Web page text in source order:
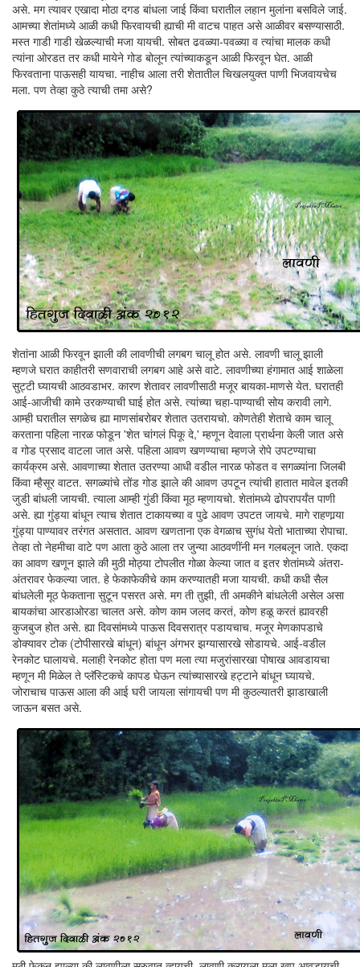
असे. मग त्यावर एखादा मोठा दगड बांधला जाई किंवा घरातील लहान मुलांना बसविले जाई.
आमच्या शेतांमध्ये आळी कधी फिरवायची ह्याची मी वाटच पाहत असे आळीवर बसण्यासाठी.
मस्त गाडी गाडी खेळल्याची मजा यायची. सोबत ढवळ्या-पवळ्या व त्यांचा मालक कधी
त्यांना ओरडत तर कधी मायेने गोड बोलून त्यांच्याकडून आळी फिरवून घेत. आळी
फिरवताना पाऊसही यायचा. नाहीच आला तरी शेतातील चिखलयुक्त पाणी भिजवायचेच
मला. पण तेव्हा कुठे त्याची तमा असे?
शेतांना आळी फिरवून झाली की लावणीची लगबग चालू होत असे. लावणी चालू झाली
म्हणजे घरात काहीतरी सणवाराची लगबग आहे असे वाटे. लावणीच्या हंगामात आई शाळेला
सुट्टी घ्यायची आठवडाभर. कारण शेतावर लावणीसाठी मजूर बायका-माणसे येत. घरातही
आई-आजीची कामे उरकण्याची घाई होत असे. त्यांच्या चहा-पाण्याची सोय करावी लागे.
आम्ही घरातील सगळेच ह्या माणसांबरोबर शेतात उतरायचो. कोणतेही शेताचे काम चालू
करताना पहिला नारळ फोडून 'शेत चांगलं पिकू दे,' म्हणून देवाला प्रार्थना केली जात असे
व गोड प्रसाद वाटला जात असे. पहिला आवण खणण्याचा म्हणजे रोपे उपटण्याचा
कार्यक्रम असे. आवणाच्या शेतात उतरण्या आधी वडील नारळ फोडत व सगळ्यांना जिलबी
किंवा म्हैसूर वाटत. सगळ्यांचे तोंड गोड झाले की आवण उपटून त्यांची हातात मावेल इतकी
जुडी बांधली जायची. त्याला आम्ही गुंडी किंवा मूठ म्हणायचो. शेतांमध्ये ढोपरापर्यंत पाणी
असे. ह्या गुंड्या बांधून त्याच शेतात टाकायच्या व पुढे आवण उपटत जायचे. मागे राहणार्‍या
गुंड्या पाण्यावर तरंगत असतात. आवण खणताना एक वेगळाच सुगंध येतो भाताच्या रोपाचा.
तेव्हा तो नेहमीचा वाटे पण आता कुठे आला तर जुन्या आठवणींनी मन गलबलून जाते. एकदा
का आवण खणून झाले की मुठी मोठ्या टोपलीत गोळा केल्या जात व इतर शेतांमध्ये अंतरा-
अंतरावर फेकल्या जात. हे फेकाफेकीचे काम करण्यातही मजा यायची. कधी कधी सैल
बांधलेली मूठ फेकताना सुटून पसरत असे. मग ती तुझी, ती अमकीने बांधलेली असेल असा
बायकांचा आरडाओरडा चालत असे. कोण काम जलद करतं, कोण हळू करतं ह्यावरही
कुजबुज होत असे. ह्या दिवसांमध्ये पाऊस दिवसरात्र पडायचाच. मजूर मेणकापडाचे
डोक्यावर टोक (टोपीसारखे बांधून) बांधून अंगभर झग्यासारखे सोडायचे. आई-वडील
रेनकोट घालायचे. मलाही रेनकोट होता पण मला त्या मजुरांसारखा पोषाख आवडायचा
म्हणून मी मिळेल ते प्लॅस्टिकचे कापड घेऊन त्यांच्यासारखे हट्टाने बांधून घ्यायचे.
जोराचाच पाऊस आला की आई घरी जायला सांगायची पण मी कुठल्यातरी झाडाखाली
जाऊन बसत असे.